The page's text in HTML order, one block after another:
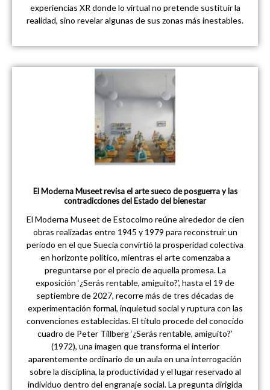
experiencias XR donde lo virtual no pretende sustituir la
realidad, sino revelar algunas de sus zonas más inestables.
El Moderna Museet revisa el arte sueco de posguerra y las
contradicciones del Estado del bienestar
El Moderna Museet de Estocolmo reúne alrededor de cien
obras realizadas entre 1945 y 1979 para reconstruir un
periodo en el que Suecia convirtió la prosperidad colectiva
en horizonte político, mientras el arte comenzaba a
preguntarse por el precio de aquella promesa. La
exposición ‘¿Serás rentable, amiguito?’, hasta el 19 de
septiembre de 2027, recorre más de tres décadas de
experimentación formal, inquietud social y ruptura con las
convenciones establecidas. El título procede del conocido
cuadro de Peter Tillberg ‘¿Serás rentable, amiguito?’
(1972), una imagen que transforma el interior
aparentemente ordinario de un aula en una interrogación
sobre la disciplina, la productividad y el lugar reservado al
individuo dentro del engranaje social. La pregunta dirigida